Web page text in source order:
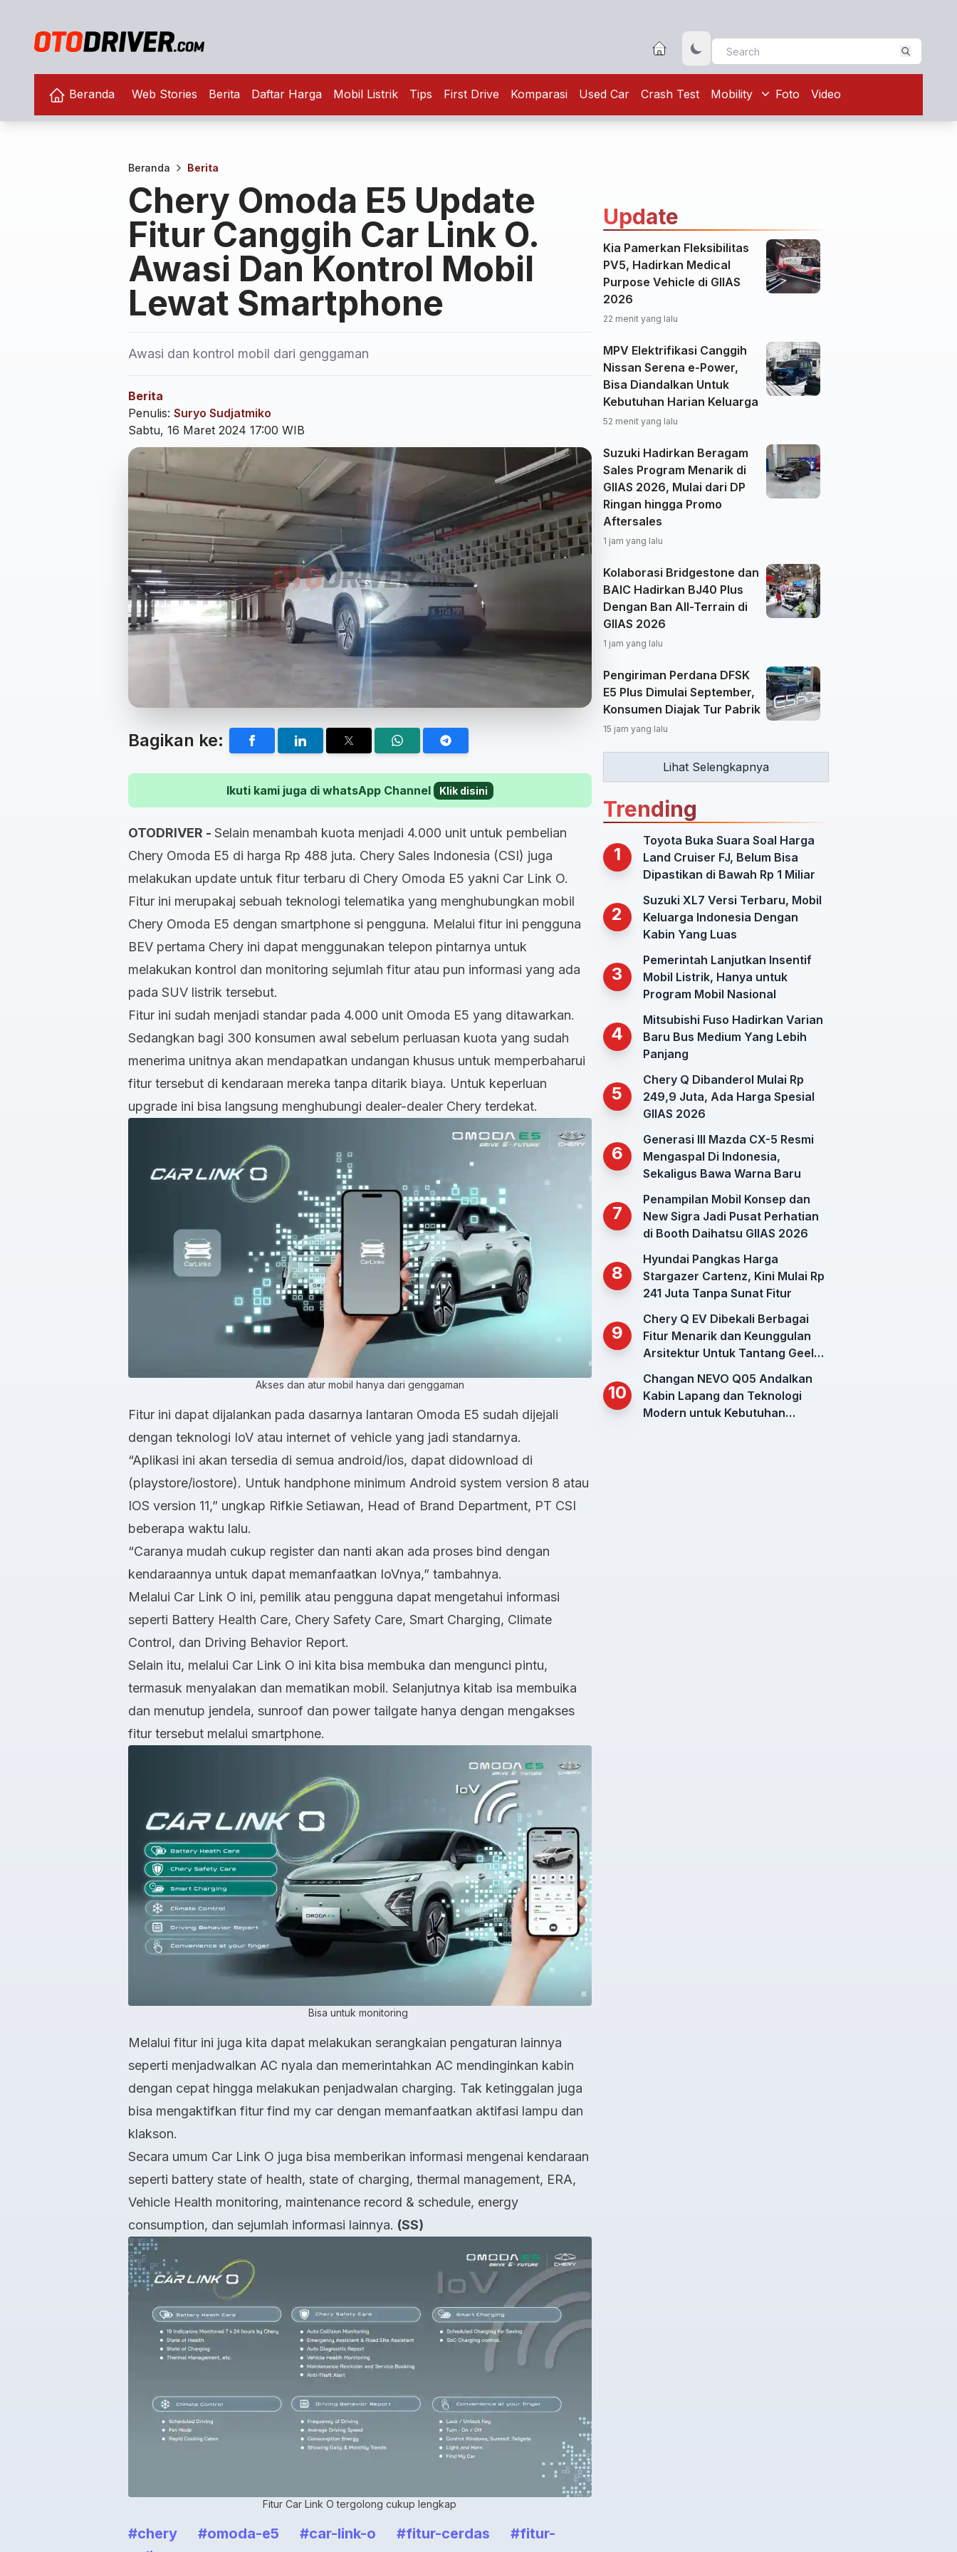
Beranda Web Stories Berita Daftar Harga Mobil Listrik Tips First Drive Komparasi Used Car Crash Test Mobility Foto Video
Beranda Berita
Chery Omoda E5 Update
Fitur Canggih Car Link O.
Awasi Dan Kontrol Mobil
Lewat Smartphone
Awasi dan kontrol mobil dari genggaman
Berita
Penulis: Suryo Sudjatmiko
Sabtu, 16 Maret 2024 17:00 WIB
Bagikan ke:
Ikuti kami juga di whatsApp Channel Klik disini
OTODRIVER - Selain menambah kuota menjadi 4.000 unit untuk pembelian
Chery Omoda E5 di harga Rp 488 juta. Chery Sales Indonesia (CSI) juga
melakukan update untuk fitur terbaru di Chery Omoda E5 yakni Car Link O.
Fitur ini merupakaj sebuah teknologi telematika yang menghubungkan mobil
Chery Omoda E5 dengan smartphone si pengguna. Melalui fitur ini pengguna
BEV pertama Chery ini dapat menggunakan telepon pintarnya untuk
melakukan kontrol dan monitoring sejumlah fitur atau pun informasi yang ada
pada SUV listrik tersebut.
Fitur ini sudah menjadi standar pada 4.000 unit Omoda E5 yang ditawarkan.
Sedangkan bagi 300 konsumen awal sebelum perluasan kuota yang sudah
menerima unitnya akan mendapatkan undangan khusus untuk memperbaharui
fitur tersebut di kendaraan mereka tanpa ditarik biaya. Untuk keperluan
upgrade ini bisa langsung menghubungi dealer-dealer Chery terdekat.
Akses dan atur mobil hanya dari genggaman
Fitur ini dapat dijalankan pada dasarnya lantaran Omoda E5 sudah dijejali
dengan teknologi IoV atau internet of vehicle yang jadi standarnya.
“Aplikasi ini akan tersedia di semua android/ios, dapat didownload di
(playstore/iostore). Untuk handphone minimum Android system version 8 atau
IOS version 11,” ungkap Rifkie Setiawan, Head of Brand Department, PT CSI
beberapa waktu lalu.
“Caranya mudah cukup register dan nanti akan ada proses bind dengan
kendaraannya untuk dapat memanfaatkan IoVnya,” tambahnya.
Melalui Car Link O ini, pemilik atau pengguna dapat mengetahui informasi
seperti Battery Health Care, Chery Safety Care, Smart Charging, Climate
Control, dan Driving Behavior Report.
Selain itu, melalui Car Link O ini kita bisa membuka dan mengunci pintu,
termasuk menyalakan dan mematikan mobil. Selanjutnya kitab isa membuika
dan menutup jendela, sunroof dan power tailgate hanya dengan mengakses
fitur tersebut melalui smartphone.
Bisa untuk monitoring
Melalui fitur ini juga kita dapat melakukan serangkaian pengaturan lainnya
seperti menjadwalkan AC nyala dan memerintahkan AC mendinginkan kabin
dengan cepat hingga melakukan penjadwalan charging. Tak ketinggalan juga
bisa mengaktifkan fitur find my car dengan memanfaatkan aktifasi lampu dan
klakson.
Secara umum Car Link O juga bisa memberikan informasi mengenai kendaraan
seperti battery state of health, state of charging, thermal management, ERA,
Vehicle Health monitoring, maintenance record & schedule, energy
consumption, dan sejumlah informasi lainnya. (SS)
Fitur Car Link O tergolong cukup lengkap
#chery #omoda-e5 #car-link-o #fitur-cerdas
#fitur-
Update
Kia Pamerkan Fleksibilitas
PV5, Hadirkan Medical
Purpose Vehicle di GIIAS
2026
22 menit yang lalu
MPV Elektrifikasi Canggih
Nissan Serena e-Power,
Bisa Diandalkan Untuk
Kebutuhan Harian Keluarga
52 menit yang lalu
Suzuki Hadirkan Beragam
Sales Program Menarik di
GIIAS 2026, Mulai dari DP
Ringan hingga Promo
Aftersales
1 jam yang lalu
Kolaborasi Bridgestone dan
BAIC Hadirkan BJ40 Plus
Dengan Ban All-Terrain di
GIIAS 2026
1 jam yang lalu
Pengiriman Perdana DFSK
E5 Plus Dimulai September,
Konsumen Diajak Tur Pabrik
15 jam yang lalu
Lihat Selengkapnya
Trending
1
Toyota Buka Suara Soal Harga
Land Cruiser FJ, Belum Bisa
Dipastikan di Bawah Rp 1 Miliar
2
Suzuki XL7 Versi Terbaru, Mobil
Keluarga Indonesia Dengan
Kabin Yang Luas
3
Pemerintah Lanjutkan Insentif
Mobil Listrik, Hanya untuk
Program Mobil Nasional
4
Mitsubishi Fuso Hadirkan Varian
Baru Bus Medium Yang Lebih
Panjang
5
Chery Q Dibanderol Mulai Rp
249,9 Juta, Ada Harga Spesial
GIIAS 2026
6
Generasi III Mazda CX-5 Resmi
Mengaspal Di Indonesia,
Sekaligus Bawa Warna Baru
7
Penampilan Mobil Konsep dan
New Sigra Jadi Pusat Perhatian
di Booth Daihatsu GIIAS 2026
8
Hyundai Pangkas Harga
Stargazer Cartenz, Kini Mulai Rp
241 Juta Tanpa Sunat Fitur
9
Chery Q EV Dibekali Berbagai
Fitur Menarik dan Keunggulan
Arsitektur Untuk Tantang Geely
10
Changan NEVO Q05 Andalkan
Kabin Lapang dan Teknologi
Modern untuk Kebutuhan